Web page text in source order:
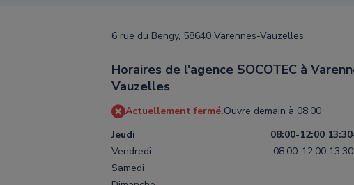
6 rue du Bengy, 58640 Varennes-Vauzelles
Horaires de l'agence SOCOTEC à
Vauzelles
Actuellement fermé.Ouvre demain à 08:00
Jeudi
08:00-12:00
Vendredi
08:00-12:00
Samedi